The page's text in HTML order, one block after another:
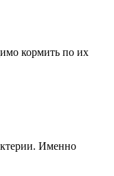
кормить по их
Именно